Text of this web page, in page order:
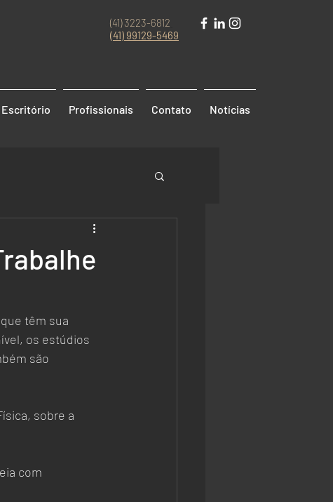
(41) 3223-6812
(41) 99129-5469
Escritório Profissionais Contato Notícias
os estúdios
são
sobre a
com